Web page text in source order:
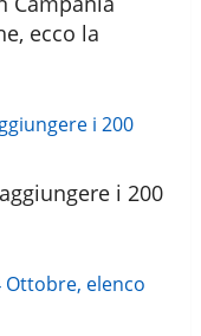
ecco la
i 200